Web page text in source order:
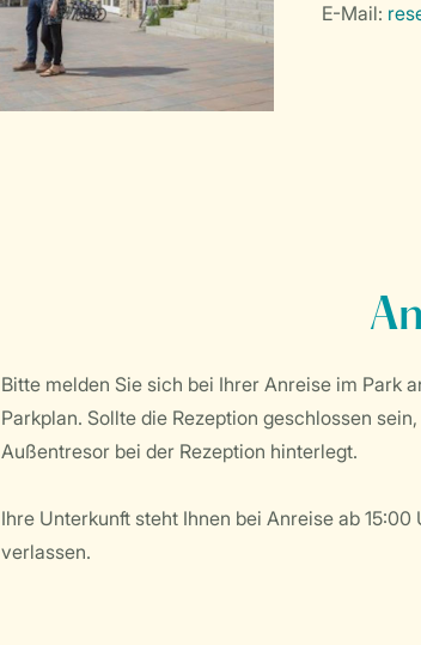
E-Mail:
Bitte melden Sie sich bei Ihrer Anreise im Park
Parkplan. Sollte die Rezeption geschlossen
Außentresor bei der Rezeption hinterlegt.
Ihre Unterkunft steht Ihnen bei Anreise ab
verlassen.